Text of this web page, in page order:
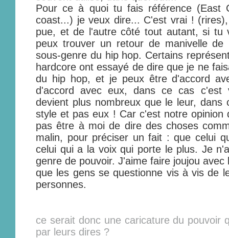
Pour ce à quoi tu fais référence (East
coast...) je veux dire... C'est vrai !
pue, et de l'autre côté tout autant, si tu
peux trouver un retour de manivelle
sous-genre du hip hop. Certains
hardcore ont essayé de dire que je ne
du hip hop, et je peux être d'accord
d'accord avec eux, dans ce cas c'est
devient plus nombreux que le leur,
style et pas eux ! Car c'est notre opinion
pas être à moi de dire des choses
malin, pour préciser un fait : que celui
celui qui a la voix qui porte le plus. Je
genre de pouvoir. J'aime faire joujou
que les gens se questionne vis à vis de
personnes.
ce serait donc une caricature du pouvoir
par leurs dires ?